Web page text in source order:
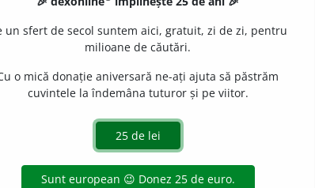
mare, ajuns la adolescență.
un sfert de secol suntem aici, gratuit, zi de zi, pentru
milioane de căutări.
o mică donație aniversară ne-ați ajuta să păstrăm
cuvintele la îndemâna tuturor și pe viitor.